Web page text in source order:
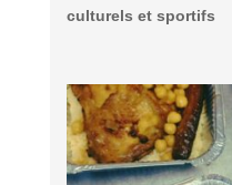
culturels et sportifs